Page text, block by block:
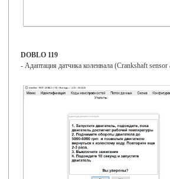
DOBLO 119
- Адаптация датчика коленвала (Crankshaft sensor